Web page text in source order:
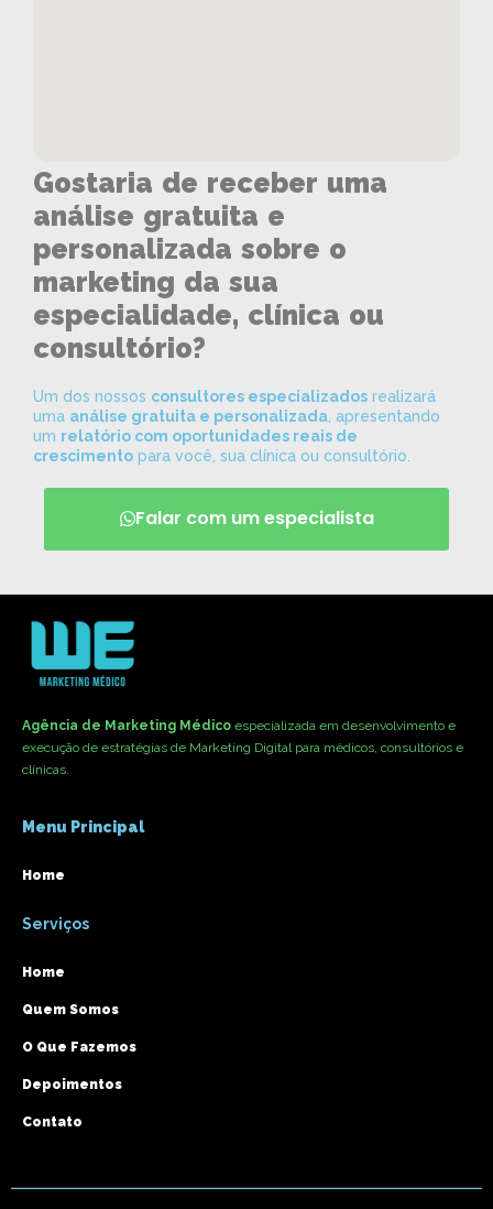
Gostaria de receber uma
análise gratuita e
personalizada sobre o
marketing da sua
especialidade, clínica ou
consultório?
Um dos nossos consultores especializados realizará
uma análise gratuita e personalizada , apresentando
um relatório com oportunidades reais de
crescimento para você, sua clínica ou consultório.
Falar com um especialista
Agência de Marketing Médico especializada em desenvolvimento e
execução de estratégias de Marketing Digital para médicos, consultórios e
clínicas.
Menu Principal
Home
Serviços
Home
Quem Somos
O Que Fazemos
Depoimentos
Contato